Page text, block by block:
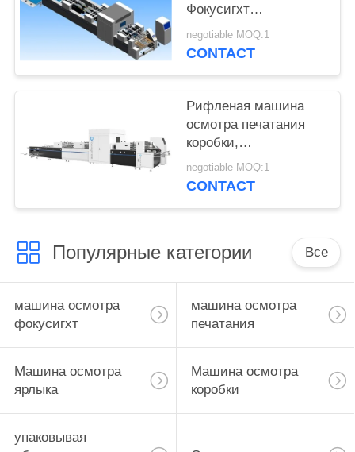
Фокусигхт
автоматизированное
Шарк-1100 для
negotiable MOQ:1
CONTACT
Рифленая машина
осмотра печатания
коробки,
автоматизированная
машина визуального
negotiable MOQ:1
CONTACT
Популярные категории Все
машина осмотра
фокусигхт
машина осмотра
печатания
Машина осмотра
ярлыка
Машина осмотра
коробки
упаковывая